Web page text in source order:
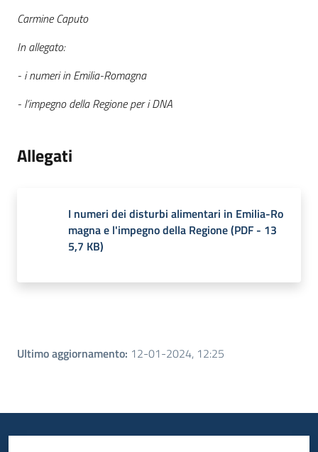
Carmine Caputo
In allegato:
- i numeri in Emilia-Romagna
- l’impegno della Regione per i DNA
Allegati
I numeri dei disturbi alimentari in Emilia-Ro
magna e l'impegno della Regione(PDF - 13
5,7 KB)
Ultimo aggiornamento: 12-01-2024, 12:25